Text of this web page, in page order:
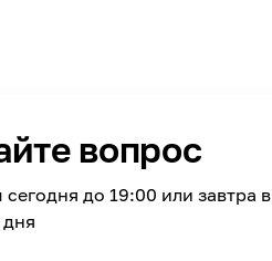
вопрос
сегодня до 19:00 или завтра в